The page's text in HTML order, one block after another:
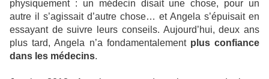
physiquement : un médecin disait une chose, pour un
autre il s’agissait d’autre chose… et Angela s’épuisait en
essayant de suivre leurs conseils. Aujourd’hui, deux ans
plus tard, Angela n’a fondamentalement plus confiance
dans les médecins.